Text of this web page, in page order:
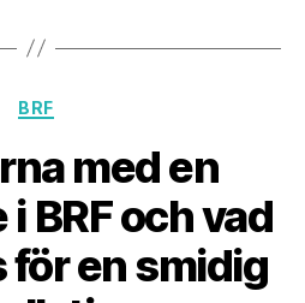
Kategorier
BRF
med en
BRF och vad
för en smidig